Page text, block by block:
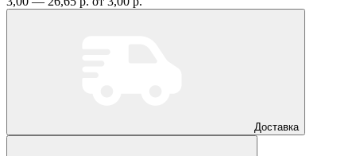
Доставка